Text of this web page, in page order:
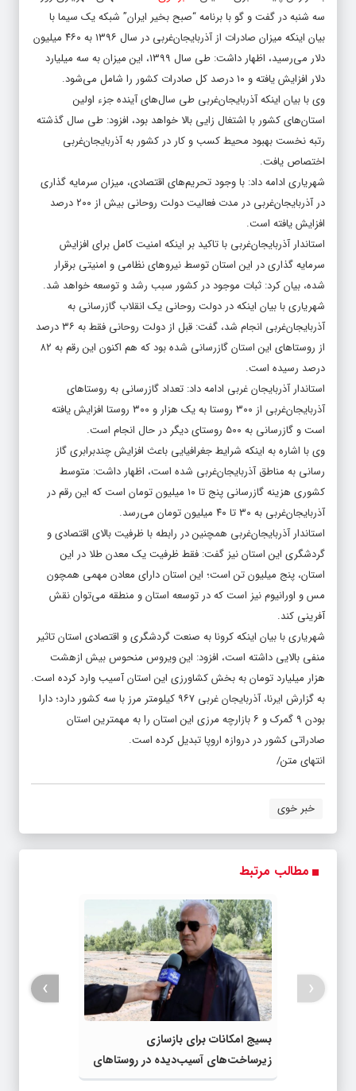
سه شنبه در گفت و گو با برنامه “صبح بخیر ایران” شبکه یک سیما با
بیان اینکه میزان صادرات از آذربایجان‌غربی در سال ۱۳۹۶ به ۴۶۰ میلیون
دلار می‌رسید، اظهار داشت: طی سال ۱۳۹۹، این میزان به سه میلیارد
دلار افزایش یافته و ۱۰ درصد کل صادرات کشور را شامل می‌شود.
وی با بیان اینکه آذربایجان‌غربی طی سال‌های آینده جزء اولین
استان‌های کشور با اشتغال زایی بالا خواهد بود، افزود: طی سال گذشته
رتبه نخست بهبود محیط کسب و کار در کشور به آذربایجان‌غربی
اختصاص یافت.
شهریاری ادامه داد: با وجود تحریم‌های اقتصادی، میزان سرمایه گذاری
در آذربایجان‌غربی در مدت فعالیت دولت روحانی بیش از ۲۰۰ درصد
افزایش یافته است.
استاندار آذربایجان‌غربی با تاکید بر اینکه امنیت کامل برای افزایش
سرمایه گذاری در این استان توسط نیروهای نظامی و امنیتی برقرار
شده، بیان کرد: ثبات موجود در کشور سبب رشد و توسعه خواهد شد.
شهریاری با بیان اینکه در دولت روحانی یک انقلاب گازرسانی به
آذربایجان‌غربی انجام شد، گفت: قبل از دولت روحانی فقط به ۳۶ درصد
از روستاهای این استان گازرسانی شده بود که هم اکنون این رقم به ۸۲
درصد رسیده است.
استاندار آذربایجان غربی ادامه داد: تعداد گازرسانی به روستاهای
آذربایجان‌غربی از ۳۰۰ روستا به یک هزار و ۳۰۰ روستا افزایش یافته
است و گازرسانی به ۵۰۰ روستای دیگر در حال انجام است.
وی با اشاره به اینکه شرایط جغرافیایی باعث افزایش چندبرابری گاز
رسانی به مناطق آذربایجان‌غربی شده است، اظهار داشت: متوسط
کشوری هزینه گازرسانی پنج تا ۱۰ میلیون تومان است که این رقم در
آذربایجان‌غربی به ۳۰ تا ۴۰ میلیون تومان می‌رسد.
استاندار آذربایجان‌غربی همچنین در رابطه با ظرفیت بالای اقتصادی و
گردشگری این استان نیز گفت: فقط ظرفیت یک معدن طلا در این
استان، پنج میلیون تن است؛ این استان دارای معادن مهمی همچون
مس و اورانیوم نیز ‌است که در توسعه استان و منطقه می‌توان نقش
آفرینی کند.
شهریاری با بیان اینکه کرونا به صنعت گردشگری و اقتصادی استان تاثیر
منفی بالایی داشته است، افزود: این ویروس منحوس بیش ازهشت
هزار میلیارد تومان به بخش کشاورزی این استان آسیب وارد کرده است.
به گزارش ایرنا، آذربایجان غربی ۹۶۷ کیلومتر مرز با سه کشور دارد؛ دارا
بودن ۹ گمرک و ۶ بازارچه مرزی این استان را به مهمترین استان
صادراتی کشور در دروازه اروپا تبدیل کرده است.
انتهای متن/
خبر خوی
مطالب مرتبط
بسیج امکانات برای بازسازی
زیرساخت‌های آسیب‌دیده در روستاهای
الند و بلسور خوی
‹
›